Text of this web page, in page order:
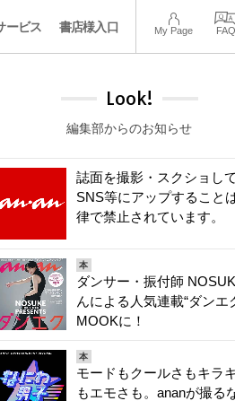
ービス 書店様入口 My Page FAQ
Look!
編集部からのお知らせ
誌面を撮影・スクショして
SNS等にアップすること
律で禁止されています。
本
ダンサー・振付師
んによる人気連載“ダンエ
MOOKに！
本
モードもクールさもキラ
もエモさも。ananが撮る